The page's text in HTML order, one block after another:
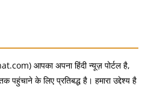
आपका अपना हिंदी न्यूज़ पोर्टल है,
के लिए प्रतिबद्ध है। हमारा उद्देश्य है